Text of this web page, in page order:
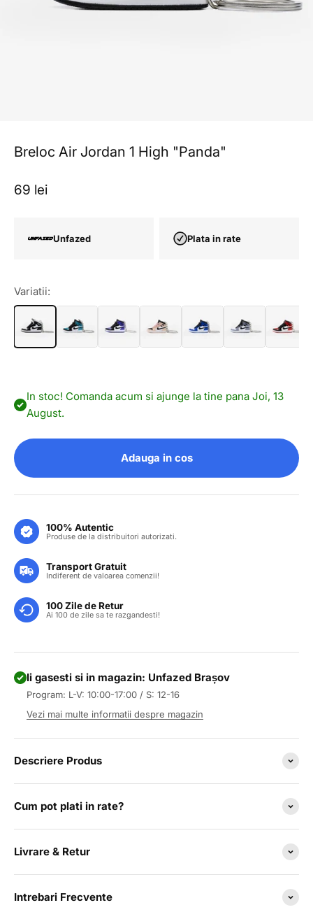
Breloc Air Jordan 1 High "Panda"
Pret redus
69 lei
Unfazed Plata in rate
Variatii:
In stoc! Comanda acum si ajunge la tine pana Joi, 13
August.
Adauga in cos
100% Autentic
Produse de la distribuitori autorizati.
Transport Gratuit
Indiferent de valoarea comenzii!
100 Zile de Retur
Ai 100 de zile sa te razgandesti!
Ii gasesti si in magazin: Unfazed Brașov
Program: L-V: 10:00-17:00 / S: 12-16
Vezi mai multe informatii despre magazin
Descriere Produs
Cum pot plati in rate?
Livrare & Retur
Intrebari Frecvente